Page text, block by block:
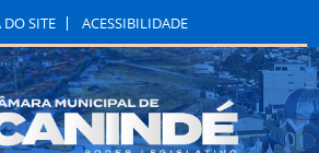
SITE ACESSIBILIDADE